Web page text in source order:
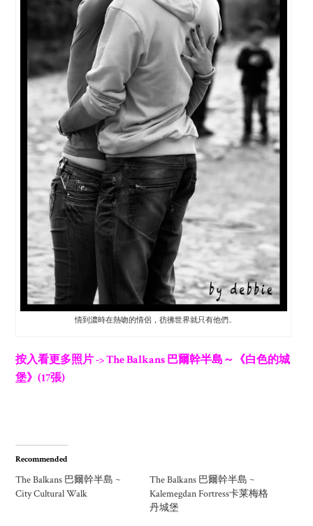
情到濃時在熱吻的情侶，彷彿世界就只有他們…
按入看更多照片 -> The Balkans 巴爾幹半島～《白色的城
堡》(17張)
Recommended
The Balkans 巴爾幹半島 ~
City Cultural Walk
The Balkans 巴爾幹半島 ~
Kalemegdan Fortress卡莱梅格
丹城堡